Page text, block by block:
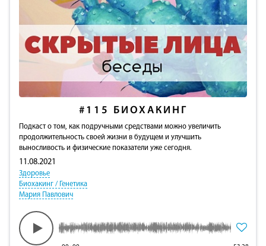
#115 БИОХАКИНГ
Подкаст о том, как подручными средствами можно увеличить
продолжительность своей жизни в будущем и улучшить
выносливость и физические показатели уже сегодня.
11.08.2021
Здоровье
Биохакинг / Генетика
Мария Павлович